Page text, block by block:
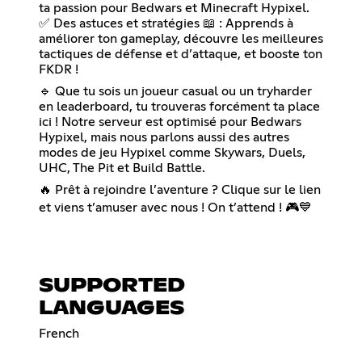
ta passion pour Bedwars et Minecraft Hypixel.
✅ Des astuces et stratégies 📖 : Apprends à
améliorer ton gameplay, découvre les meilleures
tactiques de défense et d’attaque, et booste ton
FKDR !
🔹 Que tu sois un joueur casual ou un tryharder
en leaderboard, tu trouveras forcément ta place
ici ! Notre serveur est optimisé pour Bedwars
Hypixel, mais nous parlons aussi des autres
modes de jeu Hypixel comme Skywars, Duels,
UHC, The Pit et Build Battle.
🔥 Prêt à rejoindre l’aventure ? Clique sur le lien
et viens t’amuser avec nous ! On t’attend ! 🎮💙
SUPPORTED
LANGUAGES
French